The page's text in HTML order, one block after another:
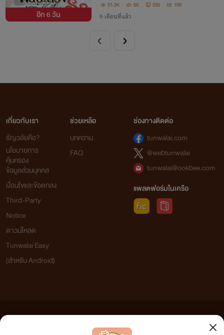
อีก6 วัน
21.2K 60 230 100
9 เดือนที่แล้ว
เกี่ยวกับเรา
ธัญวลัยคือ?
นโยบายการ
คุ้มครอง
ข้อมูลส่วนบุคคล
เงื่อนไขและข้อตกลง
Third-Party
Notice
ดาวน์โหลด
Tunwalai Easy
(สำหรับ Android)
ช่วยเหลือ
บทความ
FAQ
ช่องทางติดต่อ
tunwalai.com
@webtunwalai
tunwalai@ookbee.com
แพลตฟอร์มในเครือ
เว็บไซต์แห่งนี้ไม่ได้เห็นด้วยและไม่ขอรับผิดชอบต่อข้อความใดๆ ทั้งสิ้น ดังนั้นผู้อ่านทุกท่านโปรดใช้